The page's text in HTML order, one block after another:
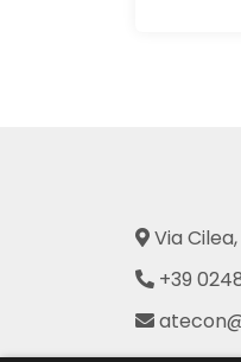
Via
+39